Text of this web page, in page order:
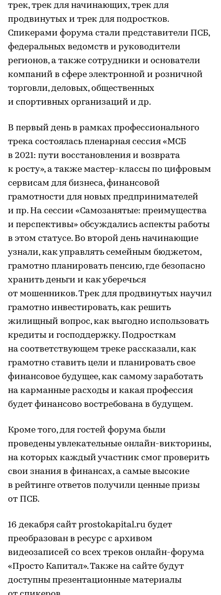
трек, трек для начинающих, трек для
продвинутых и трек для подростков.
Спикерами форума стали представители ПСБ,
федеральных ведомств и руководители
регионов, а также сотрудники и основатели
компаний в сфере электронной и розничной
торговли, деловых, общественных
и спортивных организаций и др.
В первый день в рамках профессионального
трека состоялась пленарная сессия «МСБ
в 2021: пути восстановления и возврата
к росту», а также мастер-классы по цифровым
сервисам для бизнеса, финансовой
грамотности для новых предпринимателей
и пр. На сессии «Самозанятые: преимущества
и перспективы» обсуждались аспекты работы
в этом статусе. Во второй день начинающие
узнали, как управлять семейным бюджетом,
грамотно планировать пенсию, где безопасно
хранить деньги и как уберечься
от мошенников. Трек для продвинутых научил
грамотно инвестировать, как решить
жилищный вопрос, как выгодно использовать
кредиты и господдержку. Подросткам
на соответствующем треке рассказали, как
грамотно ставить цели и планировать свое
финансовое будущее, как самому заработать
на карманные расходы и какая профессия
будет финансово востребована в будущем.
Кроме того, для гостей форума были
проведены увлекательные онлайн-викторины,
на которых каждый участник смог проверить
свои знания в финансах, а самые высокие
в рейтинге ответов получили ценные призы
от ПСБ.
16 декабря сайт prostokapital.ru будет
преобразован в ресурс с архивом
видеозаписей со всех треков онлайн-форума
«Просто Капитал». Также на сайте будут
доступны презентационные материалы